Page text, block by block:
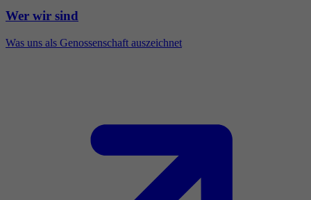
Wer wir sind
Was uns als Genossenschaft auszeichnet